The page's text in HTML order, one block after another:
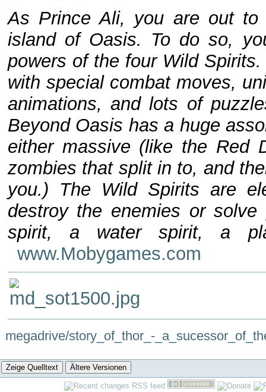
As Prince Ali, you are out
island of Oasis. To do so,
powers of the four Wild
with special combat moves,
animations, and lots of
Beyond Oasis has a huge
either massive (like the Red
zombies that split in to, and
you.) The Wild Spirits are
destroy the enemies or
spirit, a water spirit, a
www.Mobygames.com
megadrive/story_of_thor_-
Zeige Quelltext Ältere Versionen